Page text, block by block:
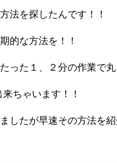
法を探したんです！！
的な方法を！！
った１、２分の作業で
ちゃいます！！
したが早速その方法を紹